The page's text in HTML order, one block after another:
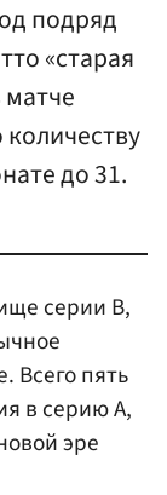
подряд
«старая
до 31.
серии В,
Всего пять
в серию А,
эре